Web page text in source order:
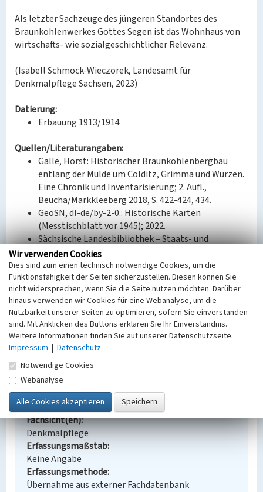
Als letzter Sachzeuge des jüngeren Standortes des
Braunkohlenwerkes Gottes Segen ist das Wohnhaus von
wirtschafts- wie sozialgeschichtlicher Relevanz.
(Isabell Schmock-Wieczorek, Landesamt für
Denkmalpflege Sachsen, 2023)
Datierung:
Erbauung 1913/1914
Quellen/Literaturangaben:
Galle, Horst: Historischer Braunkohlenbergbau
entlang der Mulde um Colditz, Grimma und Wurzen.
Eine Chronik und Inventarisierung; 2. Aufl.,
Beucha/Markkleeberg 2018, S. 422-424, 434.
GeoSN, dl-de/by-2-0.: Historische Karten
(Messtischblatt vor 1945); 2022.
Sächsische Landesbibliothek – Staats- und
Universitätsbibliothek / Deutsche Fotothek:
Messtischblatt 28: Grimma, 1927; 2022.
BKM-Nummer:30500351
Wohngebäude des ehem. Braunkohlenwerks
Gottes Segen Beiersdorf/Seelingstädt
Schlagwörter
Arbeiterwohnhaus
Ort
Seelingstädt
Fachsicht(en)
Denkmalpflege
Erfassungsmaßstab
Keine Angabe
Erfassungsmethode
Übernahme aus externer Fachdatenbank
Wir verwenden Cookies
Dies sind zum einen technisch notwendige Cookies, um die
Funktionsfähigkeit der Seiten sicherzustellen. Diesen können Sie
nicht widersprechen, wenn Sie die Seite nutzen möchten. Darüber
hinaus verwenden wir Cookies für eine Webanalyse, um die
Nutzbarkeit unserer Seiten zu optimieren, sofern Sie einverstanden
sind. Mit Anklicken des Buttons erklären Sie Ihr Einverständnis.
Weitere Informationen finden Sie auf unserer Datenschutzseite.
Impressum | Datenschutz
Notwendige Cookies
Webanalyse